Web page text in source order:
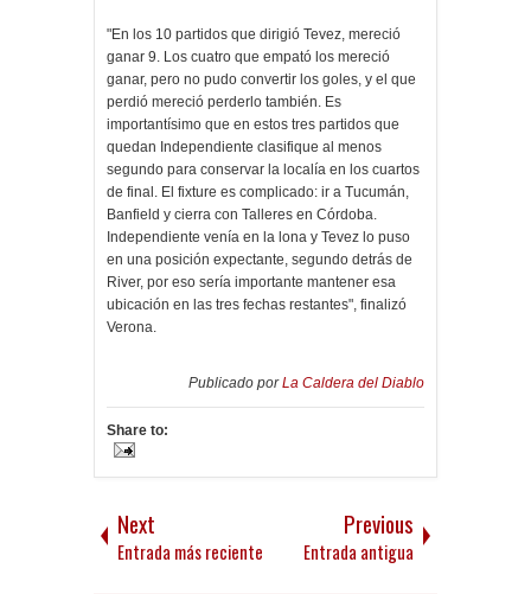
"En los 10 partidos que dirigió Tevez, mereció
ganar 9. Los cuatro que empató los mereció
ganar, pero no pudo convertir los goles, y el que
perdió mereció perderlo también. Es
importantísimo que en estos tres partidos que
quedan Independiente clasifique al menos
segundo para conservar la localía en los cuartos
de final. El fixture es complicado: ir a Tucumán,
Banfield y cierra con Talleres en Córdoba.
Independiente venía en la lona y Tevez lo puso
en una posición expectante, segundo detrás de
River, por eso sería importante mantener esa
ubicación en las tres fechas restantes", finalizó
Verona.
Publicado porLa Caldera del Diablo
Share to:
Next
Entrada más reciente
Previous
Entrada antigua